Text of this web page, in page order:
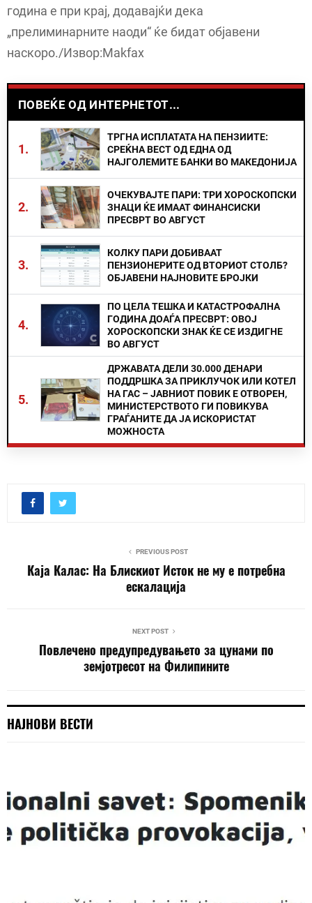
година е при крај, додавајќи дека
„прелиминарните наоди“ ќе бидат објавени
наскоро./Извор:Makfax
ПОВЕЌЕ ОД ИНТЕРНЕТОТ...
1.
ТРГНА ИСПЛАТАТА НА ПЕНЗИИТЕ:
СРЕЌНА ВЕСТ ОД ЕДНА ОД
НАЈГОЛЕМИТЕ БАНКИ ВО МАКЕДОНИЈА
2.
ОЧЕКУВАЈТЕ ПАРИ: ТРИ ХОРОСКОПСКИ
ЗНАЦИ ЌЕ ИМААТ ФИНАНСИСКИ
ПРЕСВРТ ВО АВГУСТ
3.
КОЛКУ ПАРИ ДОБИВААТ
ПЕНЗИОНЕРИТЕ ОД ВТОРИОТ СТОЛБ?
ОБЈАВЕНИ НАЈНОВИТЕ БРОЈКИ
4.
ПО ЦЕЛА ТЕШКА И КАТАСТРОФАЛНА
ГОДИНА ДОАЃА ПРЕСВРТ: ОВОЈ
ХОРОСКОПСКИ ЗНАК ЌЕ СЕ ИЗДИГНЕ
ВО АВГУСТ
5.
ДРЖАВАТА ДЕЛИ 30.000 ДЕНАРИ
ПОДДРШКА ЗА ПРИКЛУЧОК ИЛИ КОТЕЛ
НА ГАС – ЈАВНИОТ ПОВИК Е ОТВОРЕН,
МИНИСТЕРСТВОТО ГИ ПОВИКУВА
ГРАЃАНИТЕ ДА ЈА ИСКОРИСТАТ
МОЖНОСТА
PREVIOUS POST
Каја Калас: На Блискиот Исток не му е потребна
ескалација
NEXT POST
Повлечено предупредувањето за цунами по
земјотресот на Филипините
НАЈНОВИ ВЕСТИ